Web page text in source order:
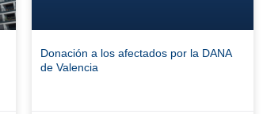
Donación a los afectados por la DANA
de Valencia